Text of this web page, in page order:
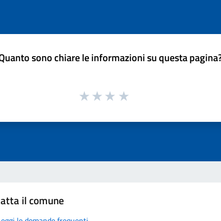
sono chiare le informazioni su questa
il comune